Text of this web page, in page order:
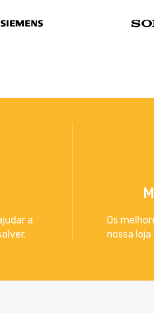
a
Os
nossa